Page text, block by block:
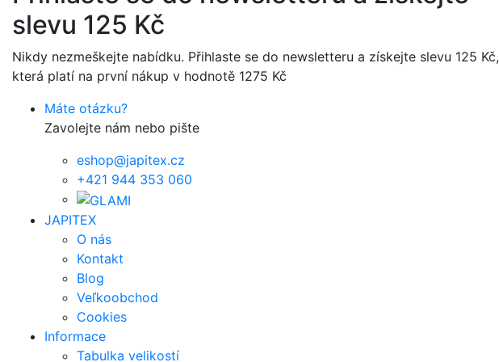
slevu 125 Kč
Nikdy nezmeškejte nabídku. Přihlaste se do newsletteru a získejte slevu 125 Kč,
která platí na první nákup v hodnotě 1275 Kč
Máte otázku?
Zavolejte nám nebo pište
eshop@japitex.cz
+421 944 353 060
JAPITEX
O nás
Kontakt
Blog
Veľkoobchod
Cookies
Informace
Tabulka velikostí